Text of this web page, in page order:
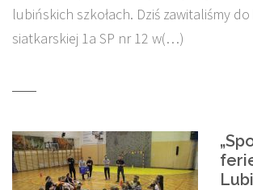
lubińskich szkołach. Dziś zawitaliśmy
siatkarskiej 1a SP nr 12 w(…)